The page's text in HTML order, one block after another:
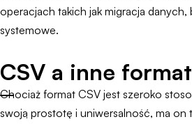
operacjach takich jak migracja danych,
systemowe.
CSV a inne
Chociaż format CSV jest szeroko
swoją prostotę i uniwersalność, ma on